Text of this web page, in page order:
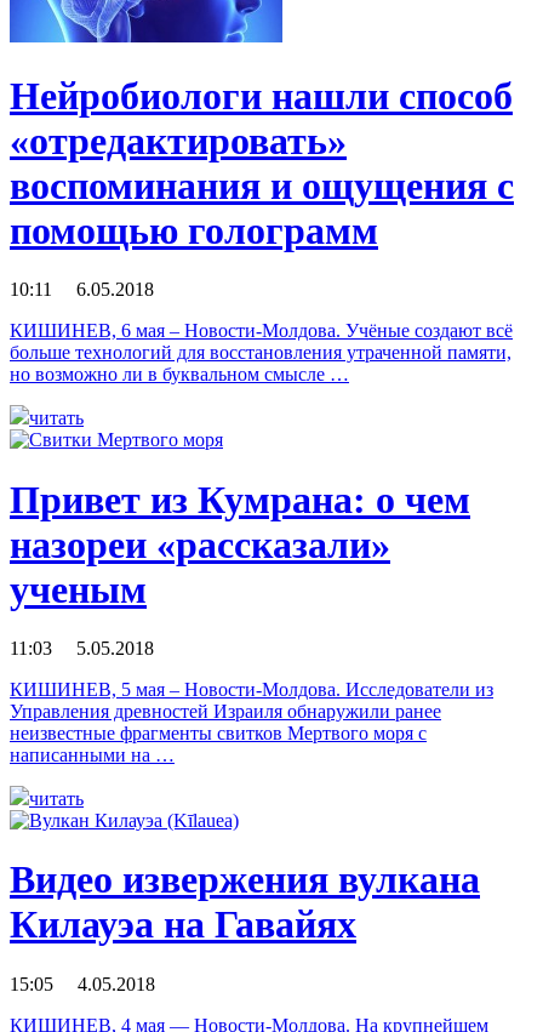
Нейробиологи нашли способ
«отредактировать»
воспоминания и ощущения с
помощью голограмм
10:11 6.05.2018
КИШИНЕВ, 6 мая – Новости-Молдова. Учёные создают всё
больше технологий для восстановления утраченной памяти,
но возможно ли в буквальном смысле …
читать
Привет из Кумрана: о чем
назореи «рассказали»
ученым
11:03 5.05.2018
КИШИНЕВ, 5 мая – Новости-Молдова. Исследователи из
Управления древностей Израиля обнаружили ранее
неизвестные фрагменты свитков Мертвого моря с
написанными на …
читать
Видео извержения вулкана
Килауэа на Гавайях
15:05 4.05.2018
КИШИНЕВ, 4 мая — Новости-Молдова. На крупнейшем